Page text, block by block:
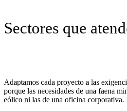
Sectores que
Adaptamos cada proyecto a las
porque las necesidades de una faena
eólico ni las de una oficina corporativa.